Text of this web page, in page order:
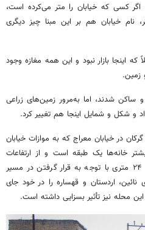
کسی که خیابان را متر می‌کرده است،
نام خیابان هم بر این مبنا چیز دیگری
اینجا بازار نبود و این همه مغازه وجود
زمین.
ساکن شدند، اما به‌مرور زمین‌های زراعی
و شکل و شمایل اینجا هم تغییر کرد.
در خیابان معراج که به موازات خیابان
دارد، بیشتر خانه‌ها یک طبقه است و از ارتفاعات
آسمان‌خراش خبری نیست؛ در حقیقت ۲۴ متری با توجه به قرار گرفتن در مسیر
نائین، اردستان و قهسارهرا در خود جای
محله نیز تأثیر بسزایی داشته است.